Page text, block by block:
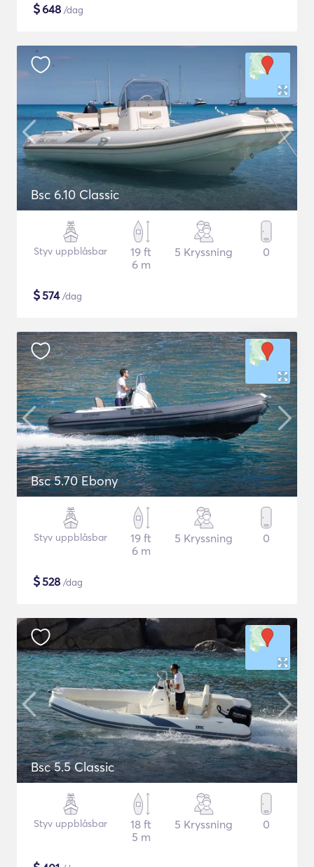
$648 /dag
Bsc 6.10 Classic
Styv uppblåsbar
19 ft
6 m
5 Kryssning 0
$574/dag
Bsc 5.70 Ebony
Styv uppblåsbar
19 ft
6 m
5 Kryssning 0
$528 /dag
Bsc 5.5 Classic
Styv uppblåsbar
18 ft
5 m
5 Kryssning 0